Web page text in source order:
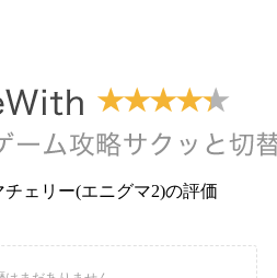
チェリー(エニグマ2)の評価